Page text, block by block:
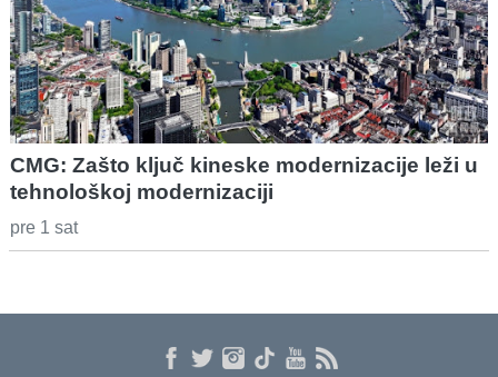
CMG: Zašto ključ kineske modernizacije leži u
tehnološkoj modernizaciji
pre 1 sat